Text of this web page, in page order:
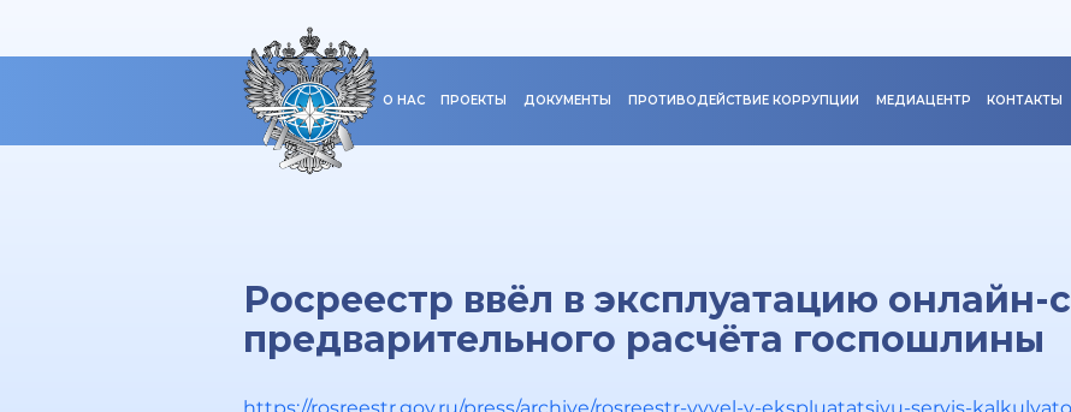
О НАС ПРОЕКТЫ ДОКУМЕНТЫ ПРОТИВОДЕЙСТВИЕ КОРРУПЦИИ МЕДИАЦЕНТР КОНТАКТЫ
Росреестр ввёл в эксплуатацию онлайн-
предварительного расчёта госпошлины